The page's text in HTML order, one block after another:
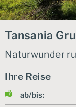
Tansania
Naturwunder
Ihre Reise
ab/bis: